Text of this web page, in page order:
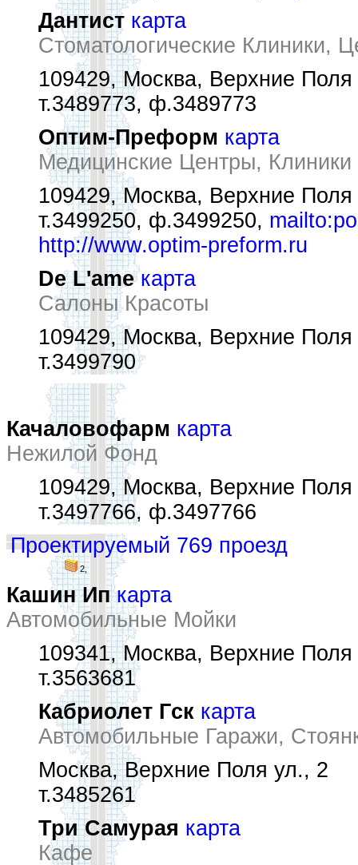
Дантист карта
Стоматологические Клиники,
109429, Москва, Верхние Поля
т.3489773, ф.3489773
Оптим-Преформ карта
Медицинские Центры, Клиники
109429, Москва, Верхние Поля
т.3499250, ф.3499250,
http://www.optim-preform.ru
De L'ame карта
Салоны Красоты
109429, Москва, Верхние Поля
т.3499790
Качаловофарм карта
Нежилой Фонд
109429, Москва, Верхние Поля
т.3497766, ф.3497766
Проектируемый 769 проезд
2,
Кашин Ип карта
Автомобильные Мойки
109341, Москва, Верхние Поля
т.3563681
Кабриолет Гск карта
Автомобильные Гаражи,
Москва, Верхние Поля ул., 2
т.3485261
Три Самурая карта
Кафе